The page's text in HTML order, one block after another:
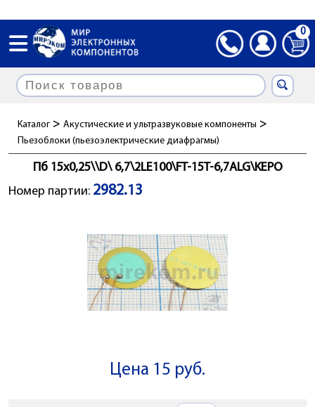
0
Каталог > Акустические и ультразвуковые компоненты >
Пьезоблоки (пьезоэлектрические диафрагмы)
Пб 15x0,25\\D\ 6,7\2LE100\FT-15T-6,7ALG\KEPO
Номер партии: 2982.13
Цена 15 руб.